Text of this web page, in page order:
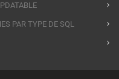
PAR TYPE DE SQL